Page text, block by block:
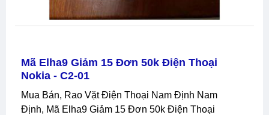
Mã Elha9 Giảm 15 Đơn 50k Điện Thoại
Nokia - C2-01
Mua Bán, Rao Vặt Điện Thoại Nam Định Nam
Định, Mã Elha9 Giảm 15 Đơn 50k Điện Thoại